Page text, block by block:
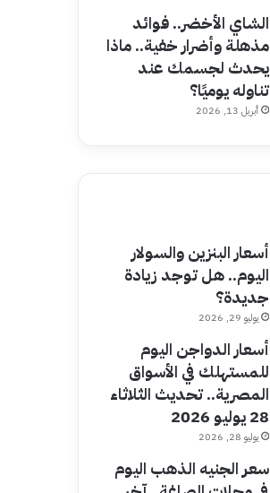
الشاي الأخضر.. فوائد
مذهلة وأضرار خفية.. ماذا
يحدث لجسمك عند
تناوله يوميًا؟
أبريل 13, 2026
أسعار البنزين والسولار
اليوم.. هل توجد زيادة
جديدة؟
يوليو 29, 2026
أسعار الدواجن اليوم
للمستهلك في الأسواق
المصرية.. تحديث الثلاثاء
28 يوليو 2026
يوليو 28, 2026
سعر الجنيه الذهب اليوم